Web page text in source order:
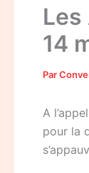
14
Par
A
pour la